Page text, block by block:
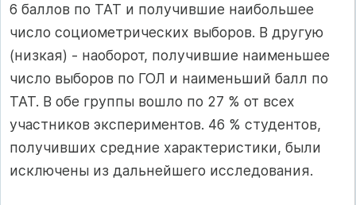
6 баллов по ТАТ и получившие наибольшее
число социометрических выборов. В другую
(низкая) - наоборот, получившие наименьшее
число выборов по ГОЛ и наименьший балл по
ТАТ. В обе группы вошло по 27 % от всех
участников экспериментов. 46 % студентов,
получивших сред­ние характеристики, были
исключены из дальнейшего исследования.